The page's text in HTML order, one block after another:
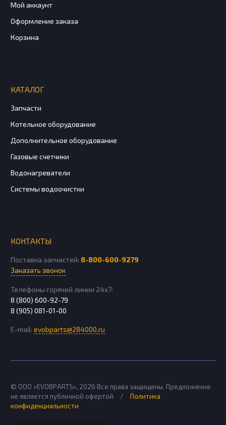
Мой аккаунт
Оформление заказа
Корзина
КАТАЛОГ
Запчасти
Котельное оборудование
Дополнительное оборудование
Газовые счетчики
Водонагреватели
Системы водоочистки
КОНТАКТЫ
Поставка запчастей: 8-800-600-9279
Заказать звонок
Телефоны горячей линии 24х7:
8 (800) 600-92-79
8 (905) 081-01-00
E-mail: evobparts@284000.ru
© ООО «EVOBPARTS», 2026 Все права защищены. Предложение
не является публичной офертой
/
Политика
конфиденциальности